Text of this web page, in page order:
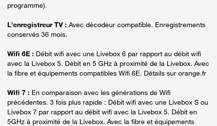
programme).
L'enregistreur TV : Avec décodeur compatible. Enregistrements
conservés 36 mois.
Wifi 6E : Débit wifi avec une Livebox 6 par rapport au débit wifi
avec la Livebox 5. Débit en 5 GHz à proximité de la Livebox. Avec
la fibre et équipements compatibles Wifi 6E. Détails sur orange.fr
Wifi 7 : En comparaison avec les générations de Wifi
précédentes. 3 fois plus rapide : Débit wifi avec une Livebox S ou
Livebox 7 par rapport au débit wifi avec la Livebox 5. Débit en
5GHz à proximité de la Livebox. Avec la fibre et équipements